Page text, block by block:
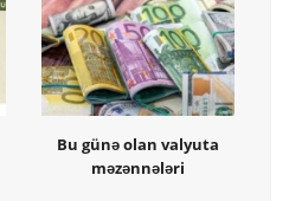
Bu günə olan valyuta
məzənnələri